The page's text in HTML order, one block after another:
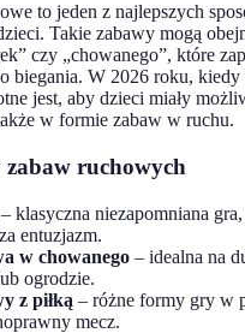
to jeden z najlepszych
Takie zabawy mogą
czy „chowanego”, które
biegania. W 2026 roku,
jest, aby dzieci miały
w formie zabaw w ruchu.
zabaw ruchowych
– klasyczna niezapomniana
entuzjazm.
w chowanego – idealna na
ogrodzie.
z piłką – różne formy gry w
mecz.